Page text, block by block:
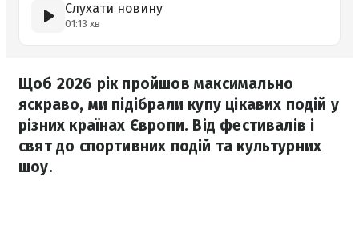
Слухати новину
01:13 хв
Щоб 2026 рік пройшов максимально
яскраво, ми підібрали купу цікавих подій у
різних країнах Європи. Від фестивалів і
свят до спортивних подій та культурних
шоу.